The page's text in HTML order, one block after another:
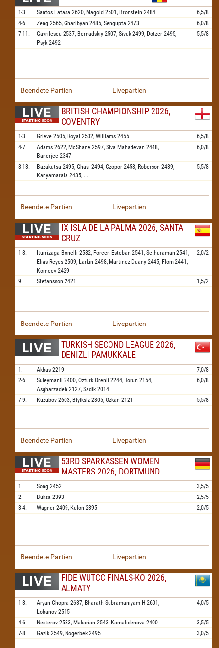
1-3. Santos Latasa 2620, Magold 2501, Bronstein 2484
6,5/8
4-6.
Zeng 2565, Gharibyan 2485, Sengupta 2473
6,0/8
7-11.
Gavrilescu 2537, Bernadskiy 2507, Sivuk 2499, Dotzer 2495,
Psyk 2492
5,5/8
Beendete Partien Livepartien
BRITISH CHAMPIONSHIP 2026,
COVENTRY
1-3. Grieve 2505, Royal 2502, Williams 2455
6,5/8
4-7.
Adams 2622, McShane 2597, Siva Mahadevan 2448,
Banerjee 2347
6,0/8
8-13. Bazakutsa 2495, Ghasi 2494, Czopor 2458, Roberson 2439,
Kanyamarala 2435, ...
5,5/8
Beendete Partien Livepartien
IX ISLA DE LA PALMA 2026, SANTA
CRUZ
1-8. Iturrizaga Bonelli 2582, Forcen Esteban 2541, Sethuraman 2541,
Elias Reyes 2509, Larkin 2498, Martinez Duany 2445, Flom 2441,
Korneev 2429
2,0/2
9. Stefansson 2421 1,5/2
Beendete Partien Livepartien
TURKISH SECOND LEAGUE 2026,
DENIZLI PAMUKKALE
1. Akbas 2219
7,0/8
2-6.
Suleymanli 2400, Ozturk Orenli 2244, Torun 2154,
Asgharzadeh 2127, Sadik 2014
6,0/8
7-9. Kuzubov 2603, Biyiksiz 2305, Ozkan 2121 5,5/8
Beendete Partien Livepartien
53RD SPARKASSEN WOMEN
MASTERS 2026, DORTMUND
1. Song 2452
3,5/5
2.
Buksa 2393
2,5/5
3-4.
Wagner 2409, Kulon 2395 2,0/5
Beendete Partien Livepartien
FIDE WUTCC FINALS-KO 2026,
ALMATY
1-3. Aryan Chopra 2637, Bharath Subramaniyam H 2601,
Lobanov 2515
4,0/5
4-6. Nesterov 2583, Makarian 2543, Kamalidenova 2400
3,5/5
7-8.
Gazik 2549, Nogerbek 2495 3,0/5